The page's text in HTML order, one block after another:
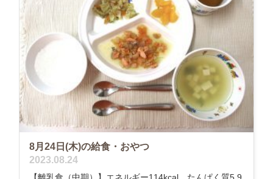
8月24日(木)の給食・おやつ
2023.08.24